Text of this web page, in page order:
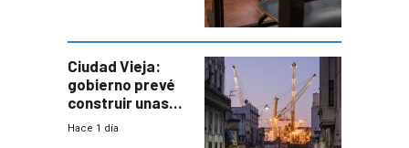
Ciudad Vieja:
gobierno prevé
construir unas
mil viviendas en
Hace 1 día